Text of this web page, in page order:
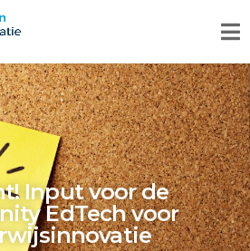
Input voor de
EdTech voor